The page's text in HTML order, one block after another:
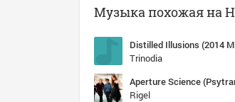
Музыка похожая на
Distilled Illusions (2014
Trinodia
Rigel